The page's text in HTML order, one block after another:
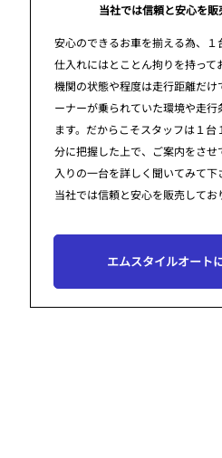
当社では信頼と安心を販
安心のできるお車を揃える為、１
仕入れにはとことん拘りを持って
機関の状態や程度は走行距離だ
ーナーが乗られていた環境や走行
ます。だからこそスタッフは１
分に把握した上で、ご案内をさせ
入りの一台を詳しく聞いてみて下
当社では信頼と安心を販売してお
エムスタイルオート